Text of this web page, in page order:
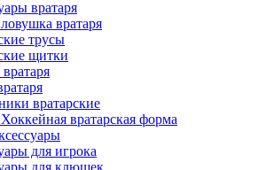
вратаря
вратаря
трусы
щитки
вратарские
вратарская форма
для игрока
для клюшек